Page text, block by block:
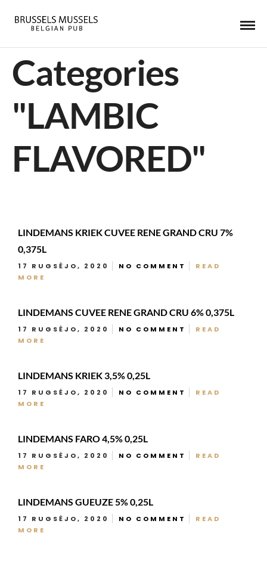
Categories
"LAMBIC
FLAVORED"
LINDEMANS KRIEK CUVEE RENE GRAND CRU 7%
0,375L
17 RUGSĖJO, 2020 NO COMMENT
READ
MORE
LINDEMANS CUVEE RENE GRAND CRU 6% 0,375L
17 RUGSĖJO, 2020 NO COMMENT
READ
MORE
LINDEMANS KRIEK 3,5% 0,25L
17 RUGSĖJO, 2020 NO COMMENT
READ
MORE
LINDEMANS FARO 4,5% 0,25L
17 RUGSĖJO, 2020 NO COMMENT
READ
MORE
LINDEMANS GUEUZE 5% 0,25L
17 RUGSĖJO, 2020 NO COMMENT
READ
MORE